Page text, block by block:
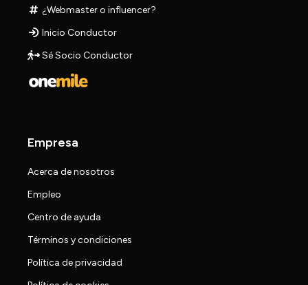
¿Webmaster o influencer?
Inicio Conductor
Sé Socio Conductor
Empresa
Acerca de nosotros
Empleo
Centro de ayuda
Términos y condiciones
Política de privacidad